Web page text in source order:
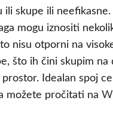
skupe ili
mogu iznositi
nisu otporni na
što ih čini skupim na
Idealan spoj
možete pročitati na